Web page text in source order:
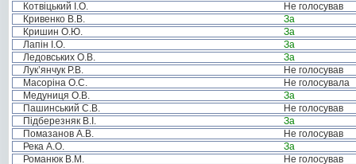
Котвіцький І.О.
Не голосував
Кривенко В.В.
За
Кришин О.Ю.
За
Лапін І.О.
За
Ледовських О.В.
За
Лук’янчук Р.В.
Не голосував
Масоріна О.С.
Не голосувала
Медуниця О.В.
За
Пашинський С.В.
Не голосував
Підберезняк В.І.
За
Помазанов А.В.
Не голосував
Река А.О.
За
Романюк В.М.
Не голосував